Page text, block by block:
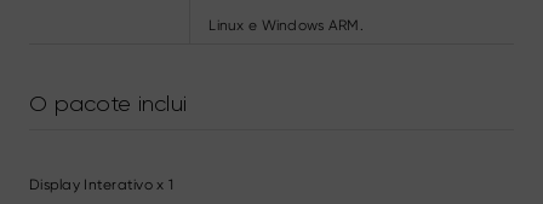
Linux e Windows ARM.
O pacote inclui
Display Interativo x 1